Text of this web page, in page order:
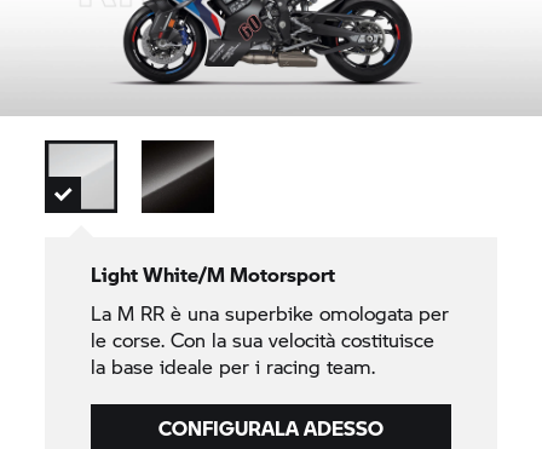
Light White/M Motorsport
La M RRè una superbike omologata per
le corse. Con la sua velocità costituisce
la base ideale per i racing team.
CONFIGURALA ADESSO